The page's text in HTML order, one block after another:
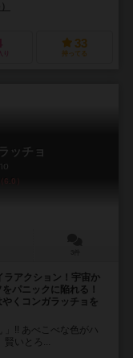
り
33
持ってる
ッチョ
6.0
ラアクション！宇宙か
パニックに陥れる！
くコンガラッチョを
」!! あべこべな色がハ
賢いとろ...